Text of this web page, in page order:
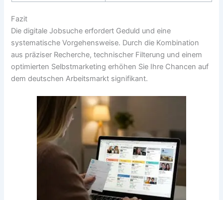
Fazit
Die digitale Jobsuche erfordert Geduld und eine
systematische Vorgehensweise. Durch die Kombination
aus präziser Recherche, technischer Filterung und einem
optimierten Selbstmarketing erhöhen Sie Ihre Chancen auf
dem deutschen Arbeitsmarkt signifikant.